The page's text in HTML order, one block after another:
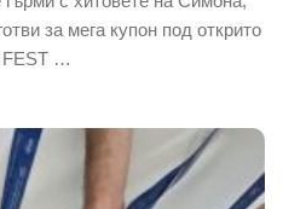
за мега купон под открито
FEST …